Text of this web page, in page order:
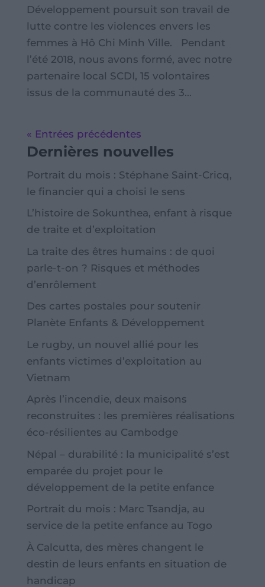
Développement poursuit son travail de
lutte contre les violences envers les
femmes à Hô Chi Minh Ville. Pendant
l’été 2018, nous avons formé, avec notre
partenaire local SCDI, 15 volontaires
issus de la communauté des 3...
« Entrées précédentes
Dernières nouvelles
Portrait du mois : Stéphane Saint-Cricq,
le financier qui a choisi le sens
L’histoire de Sokunthea, enfant à risque
de traite et d’exploitation
La traite des êtres humains : de quoi
parle-t-on ? Risques et méthodes
d’enrôlement
Des cartes postales pour soutenir
Planète Enfants & Développement
Le rugby, un nouvel allié pour les
enfants victimes d’exploitation au
Vietnam
Après l’incendie, deux maisons
reconstruites : les premières réalisations
éco-résilientes au Cambodge
Népal – durabilité : la municipalité s’est
emparée du projet pour le
développement de la petite enfance
Portrait du mois : Marc Tsandja, au
service de la petite enfance au Togo
À Calcutta, des mères changent le
destin de leurs enfants en situation de
handicap